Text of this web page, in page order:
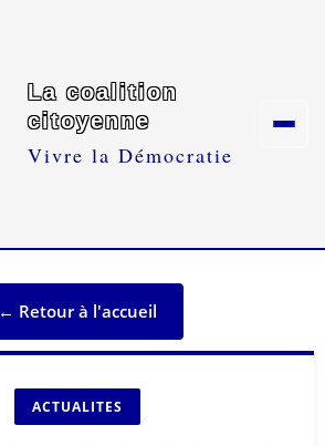
La coalition
citoyenne
Vivre la Démocratie
← Retour à l'accueil
ACTUALITES